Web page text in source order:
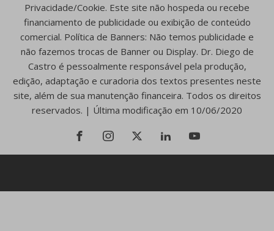
Privacidade/Cookie. Este site não hospeda ou recebe
financiamento de publicidade ou exibição de conteúdo
comercial. Política de Banners: Não temos publicidade e
não fazemos trocas de Banner ou Display. Dr. Diego de
Castro é pessoalmente responsável pela produção,
edição, adaptação e curadoria dos textos presentes neste
site, além de sua manutenção financeira. Todos os direitos
reservados. | Última modificação em 10/06/2020